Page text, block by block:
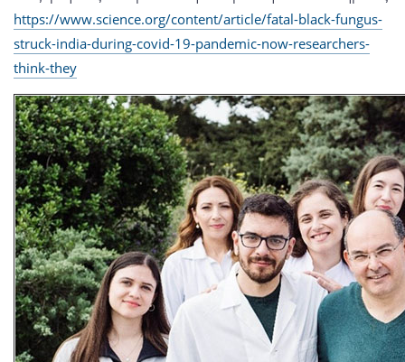
https://www.science.org/content/article/fatal-black-fungus-
struck-india-during-covid-19-pandemic-now-researchers-
think-they